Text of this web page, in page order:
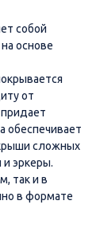
собой
основе
от
обеспечивает
сложных
эркеры.
так и в
в формате